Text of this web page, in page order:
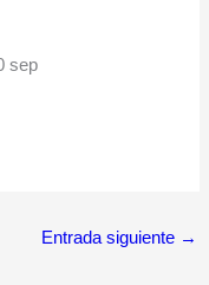
sep
Entrada siguiente →